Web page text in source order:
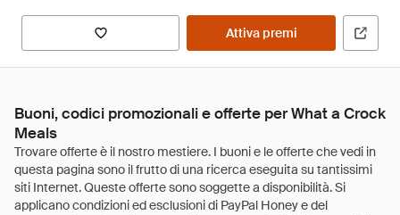
Attiva premi
Buoni, codici promozionali e offerte per What a Crock
Meals